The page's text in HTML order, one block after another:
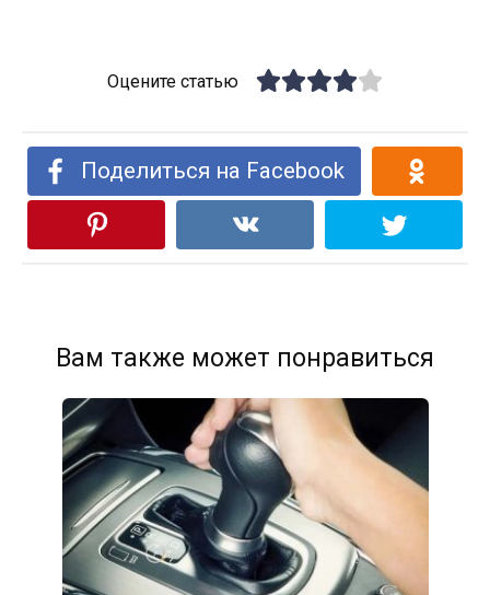
Оцените статью
Поделиться на Facebook
Вам также может понравиться